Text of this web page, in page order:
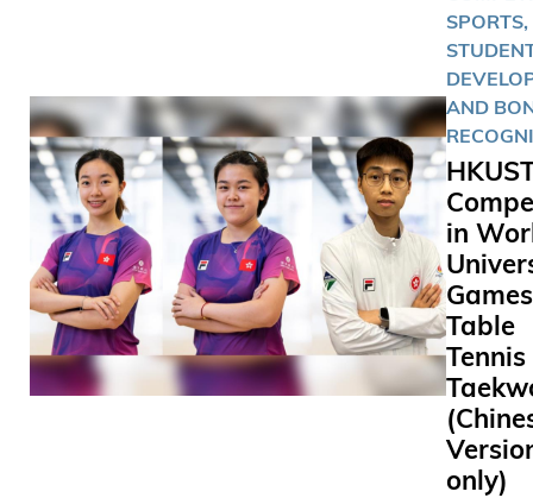
enables
to
extended
（
Project）
夥伴包括
司、香港
電腦（
實挑戰設
案。此訓
了學生的
激發了他
新思維。
SPORTS,
AND
in
Table
only)